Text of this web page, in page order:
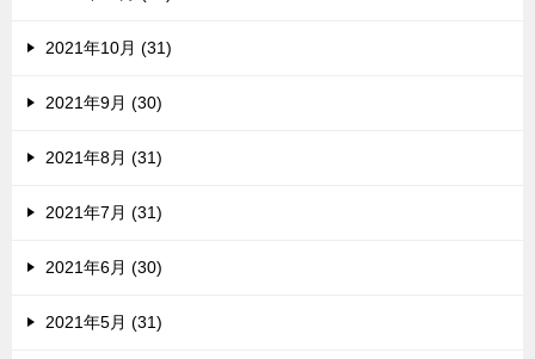
2021年10月 (31)
2021年9月 (30)
2021年8月 (31)
2021年7月 (31)
2021年6月 (30)
2021年5月 (31)